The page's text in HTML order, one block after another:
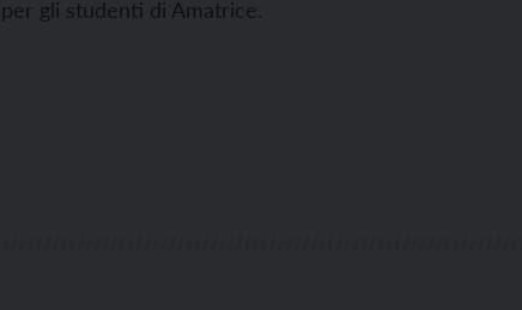
gli studenti di Amatrice.